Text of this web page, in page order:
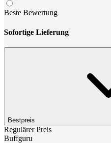
Beste Bewertung
Sofortige Lieferung
Bestpreis
Regulärer Preis
Buffguru